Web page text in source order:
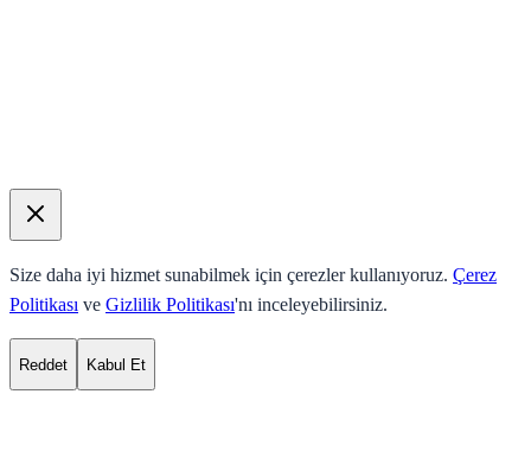
Size daha iyi hizmet sunabilmek için çerezler kullanıyoruz. Çerez
Politikası ve Gizlilik Politikası'nı inceleyebilirsiniz.
Reddet Kabul Et